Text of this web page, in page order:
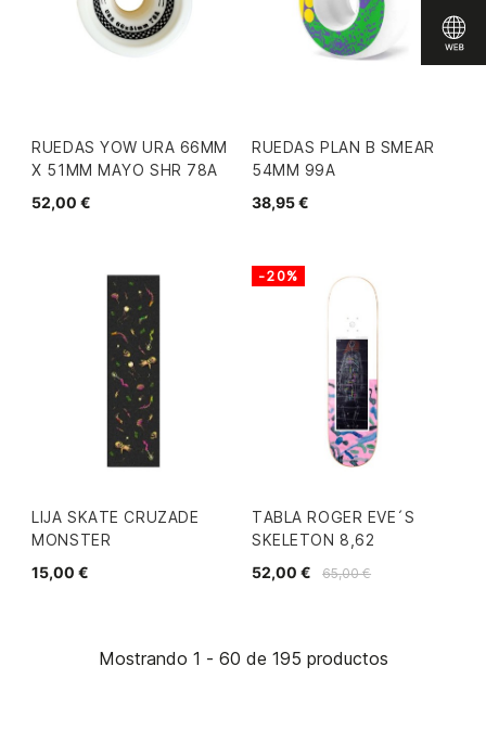
RUEDAS YOW URA 66MM
X 51MM MAYO SHR 78A
52,00 €
RUEDAS PLAN B SMEAR
54MM 99A
38,95 €
LIJA SKATE CRUZADE
MONSTER
15,00 €
TABLA ROGER EVE´S
SKELETON 8,62
65,00 €
52,00 €
-20%
Mostrando 1 - 60 de 195 productos